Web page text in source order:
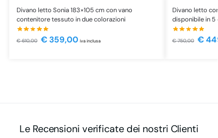
Divano letto Sonia 183×105 cm con vano
contenitore tessuto in due colorazioni
€610,00 €359,00 iva inclusa
Divano letto
disponibile in 5
€750,00 €
Le Recensioni verificate dei nostri Clienti